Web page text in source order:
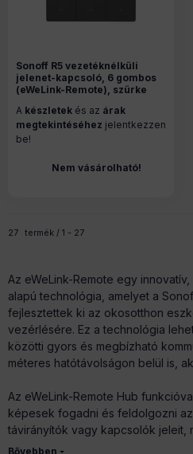
Sonoff R5 vezetéknélküli
jelenet-kapcsoló, 6 gombos
(eWeLink-Remote), szürke
A készletek és az árak
megtekintéséhez jelentkezzen
be!
Nem vásárolható!
27 termék 1 27
Az eWeLink-Remote egy
alapú technológia, amelyet a
fejlesztettek ki az okosotthon
vezérlésére. Ez a technológia
közötti gyors és megbízható
méteres hatótávolságon belül is,
Az eWeLink-Remote Hub
képesek fogadni és feldolgozni az
távirányítók vagy kapcsolók jeleit,
okosotthon eszközök felé. Ezáltal